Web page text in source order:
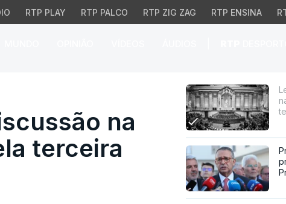
RTP PLAY RTP PALCO RTP ZIG ZAG RTP ENSINA
na
na
terceira